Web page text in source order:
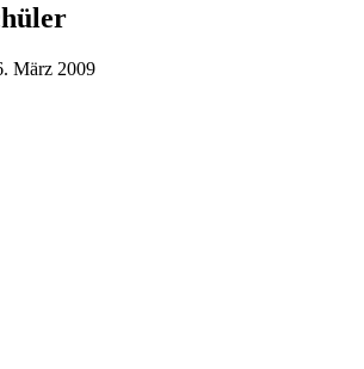
März 2009